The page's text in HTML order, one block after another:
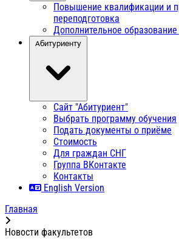
Повышение квалификации и
переподготовка
Дополнительное
Абитуриенту
Сайт "Абитуриент"
Выбрать программу обучения
Подать документы о приёме
Стоимость
Для граждан СНГ
Группа ВКонтакте
Контакты
English Version
Главная
Новости факультетов